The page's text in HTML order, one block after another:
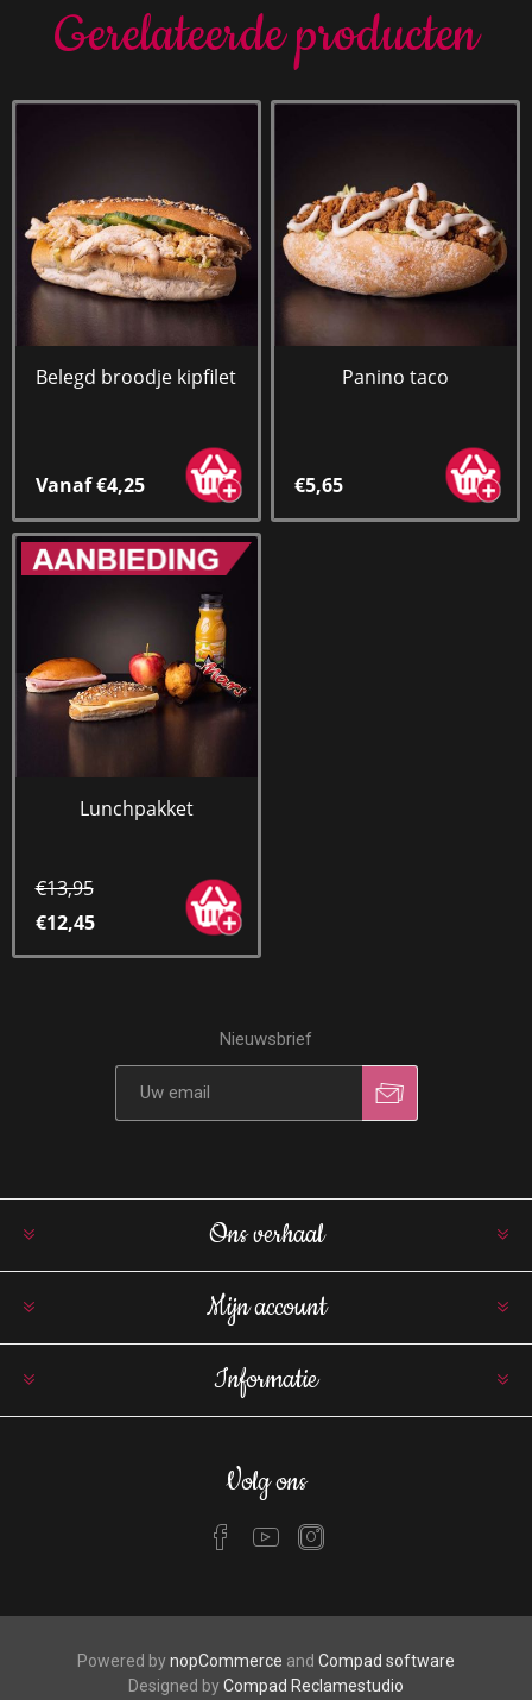
Gerelateerde producten
Belegd broodje kipfilet
Vanaf €4,25
Panino taco
€5,65
Lunchpakket
€13,95
€12,45
Nieuwsbrief
Ons verhaal
Mijn account
Informatie
Volg ons
Powered bynopCommerce and Compad software
Designed byCompad Reclamestudio